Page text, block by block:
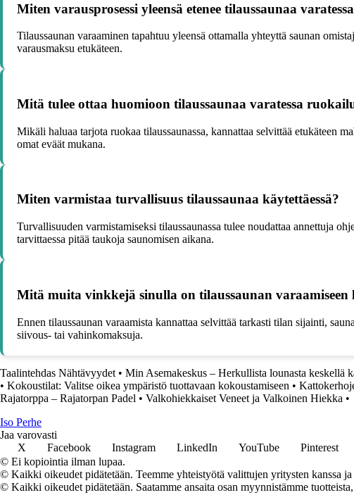
Miten varausprosessi yleensä etenee tilaussaunaa
Tilaussaunan varaaminen tapahtuu yleensä ottamalla yhteyttä saunan
varausmaksu etukäteen.
Mitä tulee ottaa huomioon tilaussaunaa varatessa
Mikäli haluaa tarjota ruokaa tilaussaunassa, kannattaa selvittää etukäteen
omat eväät mukana.
Miten varmistaa turvallisuus tilaussaunaa käytettäessä?
Turvallisuuden varmistamiseksi tilaussaunassa tulee noudattaa annettuja
tarvittaessa pitää taukoja saunomisen aikana.
Mitä muita vinkkejä sinulla on tilaussaunan varaamiseen
Ennen tilaussaunan varaamista kannattaa selvittää tarkasti tilan sijainti,
siivous- tai vahinkomaksuja.
Taalintehdas Nähtävyydet • Min Asemakeskus – Herkullista lounasta keskellä
• Kokoustilat: Valitse oikea ympäristö tuottavaan kokoustamiseen •
Rajatorppa – Rajatorpan Padel • Valkohiekkaiset Veneet ja Valkoinen Hiekka •
Iso Perhe
Jaa varovasti
X
Facebook Instagram LinkedIn YouTube Pinterest
© Ei kopiointia ilman lupaa.
© Kaikki oikeudet pidätetään. Teemme yhteistyötä valittujen yritysten kanssa
© Kaikki oikeudet pidätetään. Saatamme ansaita osan myynnistämme